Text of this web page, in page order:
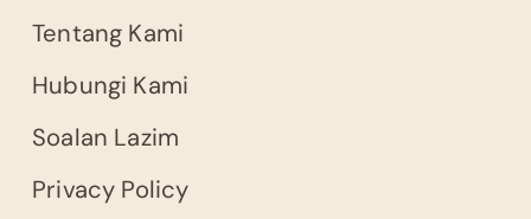
Tentang Kami
Hubungi Kami
Soalan Lazim
Privacy Policy